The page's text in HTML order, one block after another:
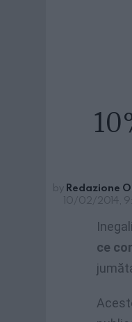
by Redazione
10/02/2014,
ce